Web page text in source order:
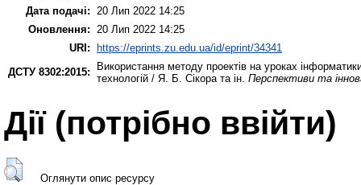
Дата подачі: 20 Лип 2022 14:25
Оновлення: 20 Лип 2022 14:25
URI:
https://eprints.zu.edu.ua/id/eprint/34341
ДСТУ 8302:2015:
Використання методу проектів на уроках
технологій / Я. Б. Сікора та ін. Перспективи та
Дії ​​(потрібно ввійти)
Оглянути опис ресурсу